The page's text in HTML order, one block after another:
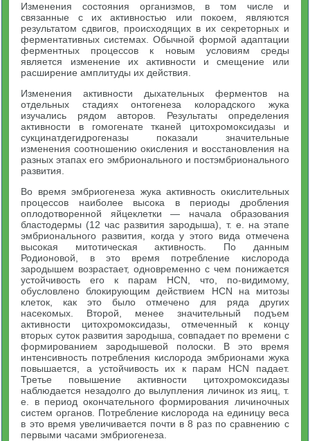
Изменения состояния организмов, в том числе и
связанные с их активностью или покоем, являются
результатом сдвигов, происходящих в их секреторных и
ферментативных системах. Обычной формой адаптации
ферментных процессов к новым условиям среды
является изменение их активности и смещение или
расширение амплитуды их действия.
Изменения активности дыхательных ферментов на
отдельных стадиях онтогенеза колорадского жука
изучались рядом авторов. Результаты определения
активности в гомогенате тканей цитохромоксидазы и
сукцинатдегидрогеназы показали значительные
изменения соотношению окисления и восстановления на
разных этапах его эмбрионального и постэмбрионального
развития.
Во время эмбриогенеза жука активность окислительных
процессов наиболее высока в периоды дробления
оплодотворенной яйцеклетки — начала образования
бластодермы (12 час развития зародыша), т. е. на этапе
эмбрионального развития, когда у этого вида отмечена
высокая митотическая активность. По данным
Родионовой, в это время потребление кислорода
зародышем возрастает, одновременно с чем понижается
устойчивость его к парам HCN, что, по-видимому,
обусловлено блокирующим действием HCN на митозы
клеток, как это было отмечено для ряда других
насекомых. Второй, менее значительный подъем
активности цитохромоксидазы, отмеченный к концу
вторых суток развития зародыша, совпадает по времени с
формированием зародышевой полоски. В это время
интенсивность потребления кислорода эмбрионами жука
повышается, а устойчивость их к парам HCN падает.
Третье повышение активности цитохромоксидазы
наблюдается незадолго до вылупления личинок из яиц, т.
е. в период окончательного формирования личиночных
систем органов. Потребление кислорода на единицу веса
в это время увеличивается почти в 8 раз по сравнению с
первыми часами эмбриогенеза.